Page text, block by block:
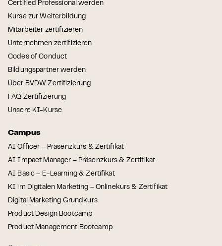
Certified Professional werden
Kurse zur Weiterbildung
Mitarbeiter zertifizieren
Unternehmen zertifizieren
Codes of Conduct
Bildungspartner werden
Über BVDW Zertifizierung
FAQ Zertifizierung
Unsere KI-Kurse
Campus
AI Officer – Präsenzkurs & Zertifikat
AI Impact Manager – Präsenzkurs & Zertifikat
AI Basic – E-Learning & Zertifikat
KI im Digitalen Marketing – Onlinekurs & Zertifikat
Digital Marketing Grundkurs
Product Design Bootcamp
Product Management Bootcamp